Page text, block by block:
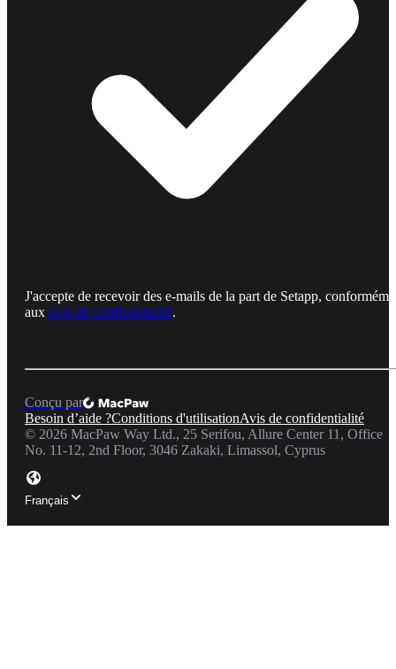
J'accepte de recevoir des e-mails de la part de Setapp,
aux Avis de confidentialité.
Conçu par
Besoin d’aide ?Conditions d'utilisationAvis de confidentialité
© 2026 MacPaw Way Ltd., 25 Serifou, Allure Center 11, Office
No. 11-12, 2nd Floor, 3046 Zakaki, Limassol, Cyprus
Français